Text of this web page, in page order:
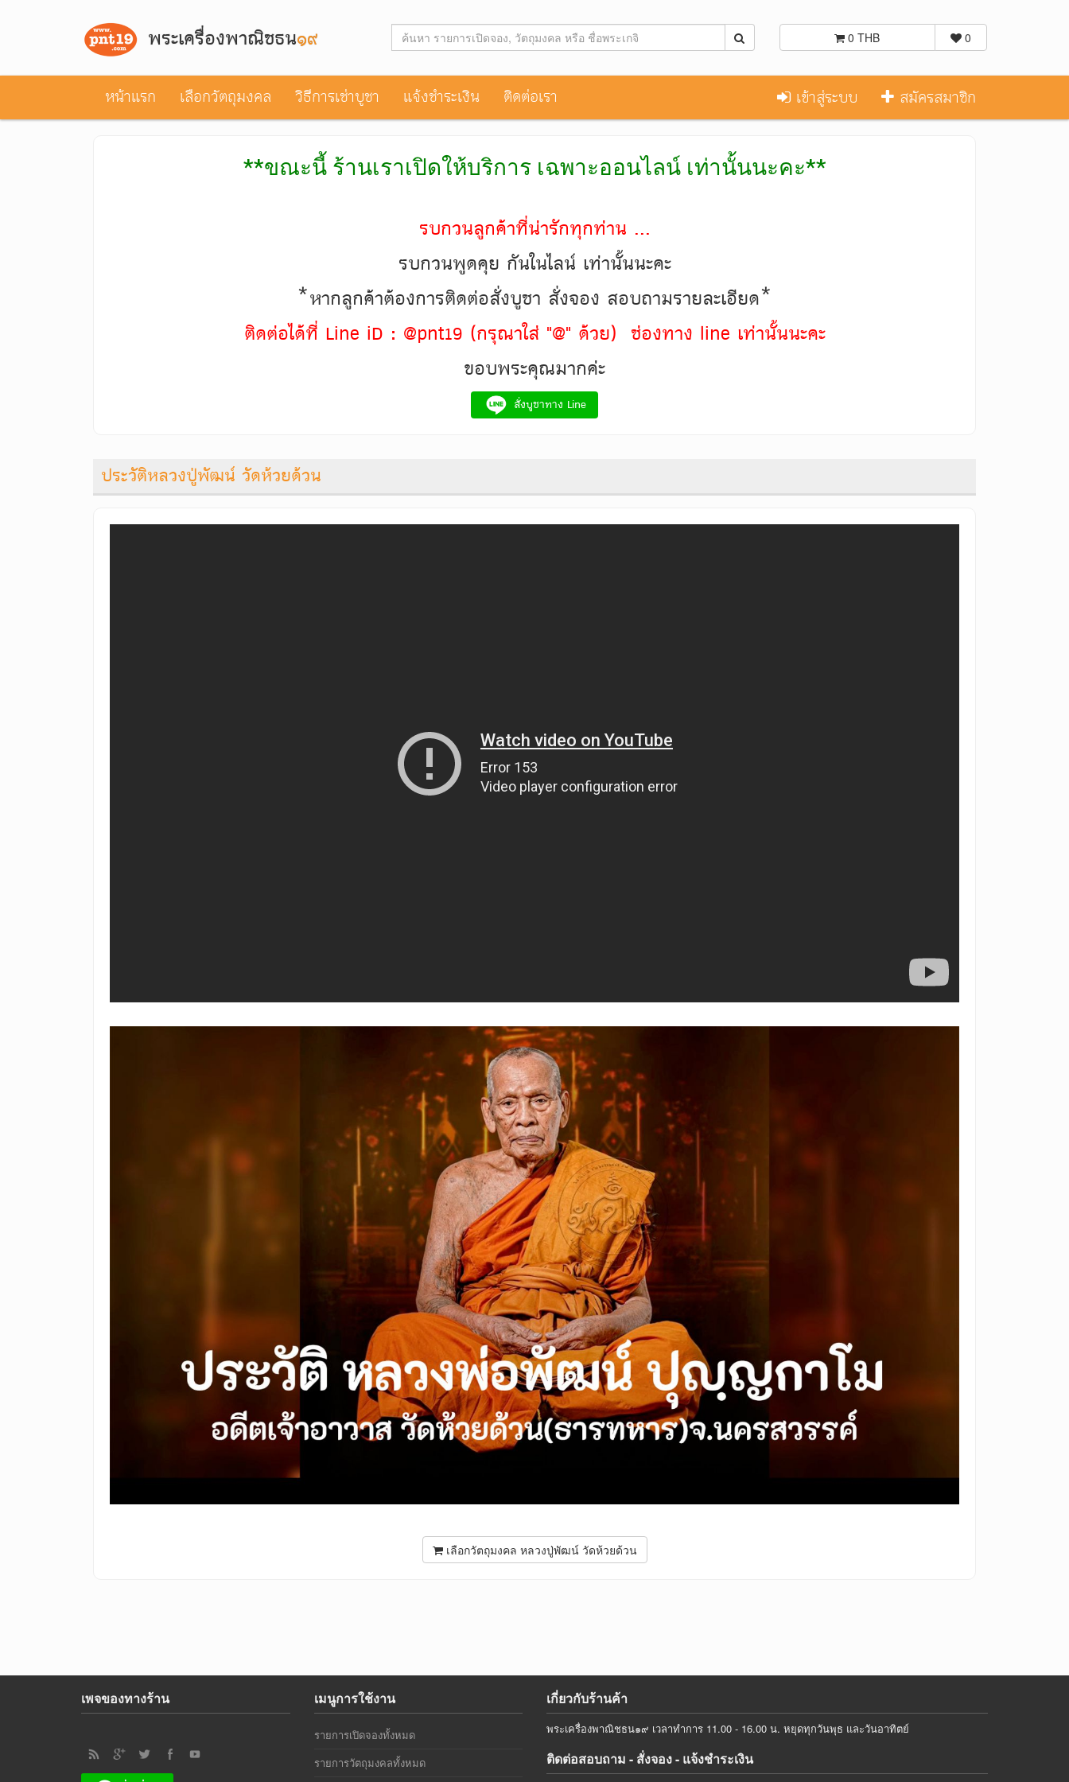
พระเครื่องพาณิชธน๑๙ 0 THB 0
หน้าแรก เลือกวัตถุมงคล วิธีการเช่าบูชา แจ้งชำระเงิน ติดต่อเรา เข้าสู่ระบบ สมัครสมาชิก
**ขณะนี้ ร้านเราเปิดให้บริการ เฉพาะออนไลน์ เท่านั้นนะคะ**
รบกวนลูกค้าที่น่ารักทุกท่าน ...
รบกวนพูดคุย กันในไลน์ เท่านั้นนะคะ
*หากลูกค้าต้องการติดต่อสั่งบูชา สั่งจอง สอบถามรายละเอียด*
ติดต่อได้ที่ Line iD : @pnt19 (กรุณาใส่ "@" ด้วย) ช่องทาง line เท่านั้นนะคะ
ขอบพระคุณมากค่ะ
สั่งบูชาทาง Line
ประวัติหลวงปู่พัฒน์ วัดห้วยด้วน
เลือกวัตถุมงคล หลวงปู่พัฒน์ วัดห้วยด้วน
เพจของทางร้าน เมนูการใช้งาน
รายการเปิดจองทั้งหมด
รายการวัตถุมงคลทั้งหมด
เกี่ยวกับร้านค้า
พระเครื่องพาณิชธน๑๙ เวลาทำการ 11.00 - 16.00 น. หยุดทุกวันพุธ และวันอาทิตย์
ติดต่อสอบถาม - สั่งจอง - แจ้งชำระเงิน